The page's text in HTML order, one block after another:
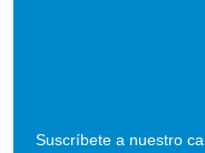
Suscríbete a nuestro